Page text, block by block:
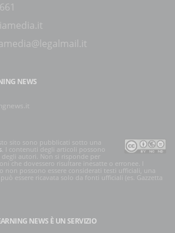
NEWS
sito sono pubblicati sotto una
. I contenuti degli articoli possono
autori. Non si risponde per
che dovessero risultare inesatte o erronee. I
non possono essere considerati testi ufficiali, una
essere ricavata solo da fonti ufficiali (es. Gazzetta
NEWS È UN SERVIZIO